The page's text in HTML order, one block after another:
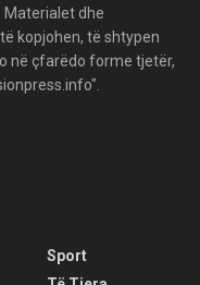
Materialet dhe
kopjohen, të shtypen
në çfarëdo forme tjetër,
Sport